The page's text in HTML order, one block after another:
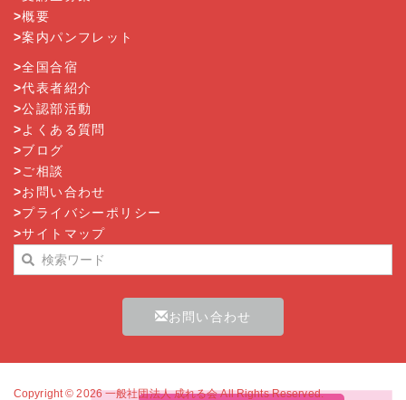
>概要
>案内パンフレット
>全国合宿
>代表者紹介
>公認部活動
>よくある質問
>ブログ
>ご相談
>お問い合わせ
>プライバシーポリシー
>サイトマップ
お問い合わせ
Copyright © 2026一般社団法人 成れる会All Rights Reserved.